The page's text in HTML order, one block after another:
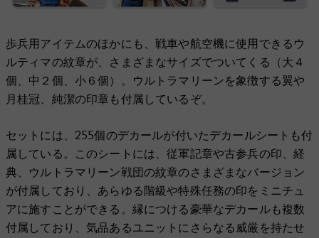
歩兵用アイテムのほかにも、戦車や航空機に使用できるウ
ルティマの紋章が、さまざまなサイズでついてくる（大４
個、中２個、小６個）。ウルトラマリーンを象徴する翼や
月桂冠、純潔の印章も付属しているぞ。
セットには、255個のデカールが付いたデカールシートも付
属している。このシートには、従軍記章や古参兵の印、経
典、ウルトラマリーン戦団の紋章のさまざまなバージョン
が付属しており、あらゆる階級や特殊任務の印をミニチュ
アに施すことができる。縁につける豪華なデカールも複数
付属しており、気品あるユニットにさらなる威厳を持たせ